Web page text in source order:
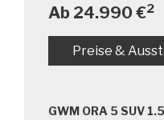
Ab 24.990 €2
Preise &
GWM ORA 5 SUV